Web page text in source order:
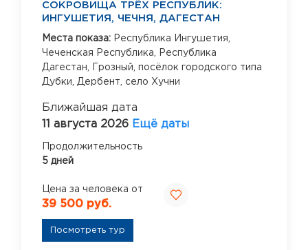
СОКРОВИЩА ТРЁХ РЕСПУБЛИК:
ИНГУШЕТИЯ, ЧЕЧНЯ, ДАГЕСТАН
Места показа: Республика Ингушетия,
Чеченская Республика,
Республика
Дагестан,
Грозный, посёлок городского типа
Дубки, Дербент, село Хучни
Ближайшая дата
11 августа 2026 Ещё даты
Продолжительность
5 дней
Цена за человека от
39 500 руб.
Посмотреть тур